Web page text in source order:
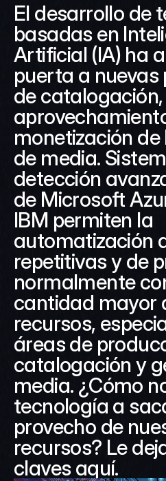
El desarrollo de
basadas en
Artificial (IA) ha
puerta a nuevas
de catalogación,
monetización
de media.
detección
de Microsoft
IBM permiten la
automatización
repetitivas y de
normalmente
cantidad mayor
recursos,
áreas de
catalogación y
media. ¿Cómo
tecnología a
provecho de
recursos? Le
claves aquí.